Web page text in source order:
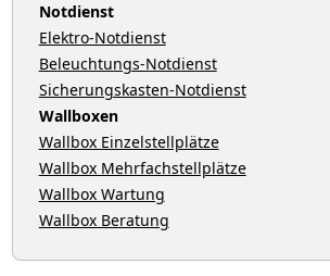
Notdienst
Elektro-Notdienst
Beleuchtungs-Notdienst
Sicherungskasten-Notdienst
Wallboxen
Wallbox Einzelstellplätze
Wallbox Mehrfachstellplätze
Wallbox Wartung
Wallbox Beratung